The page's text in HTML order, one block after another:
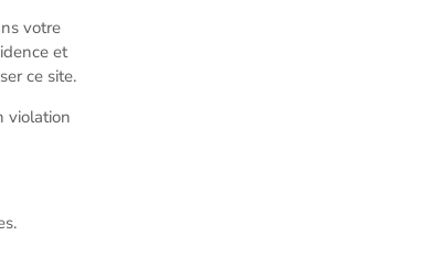
votre
et
ce site.
violation